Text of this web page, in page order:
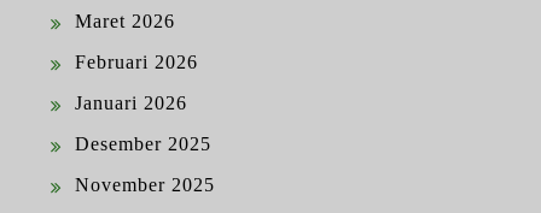
Maret 2026
Februari 2026
Januari 2026
Desember 2025
November 2025